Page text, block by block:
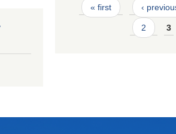
Pages
« first ‹
2 3